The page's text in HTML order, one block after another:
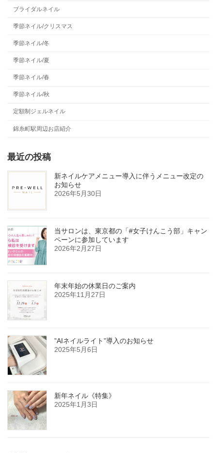
ブライダルネイル
季節ネイル/クリスマス
季節ネイル/冬
季節ネイル/夏
季節ネイル/春
季節ネイル/秋
定額制ジェルネイル
錦糸町駅周辺お店紹介
最近の投稿
新ネイルケアメニュー導入に伴うメニュー改定の
お知らせ
2026年5月30日
当サロンは、東京都の「#女子けんこう部」キャン
ペーンに参加しています
2026年2月27日
年末年始の休業日のご案内
2025年11月27日
”AIネイルライト”導入のお知らせ
2025年5月6日
新年ネイル《特集》
2025年1月3日